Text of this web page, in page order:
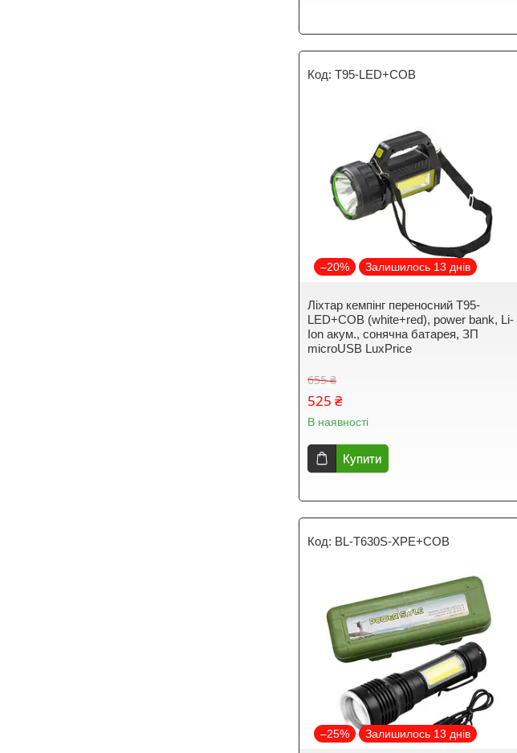
T95-LED+COB
–20% Залишилось 13 днів
Ліхтар кемпінг переносний T95-
LED+COB (white+red), power bank, Li-
Ion акум., сонячна батарея, ЗП
microUSB LuxPrice
655 ₴
525 ₴
В наявності
Купити
BL-T630S-XPE+COB
–25% Залишилось 13 днів